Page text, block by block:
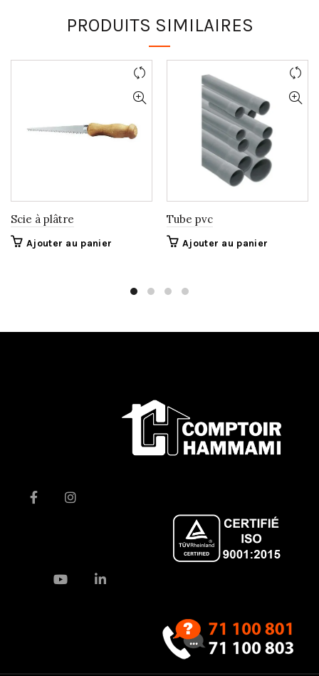
PRODUITS SIMILAIRES
Scie à plâtre
Ajouter au panier
Tube pvc
Ajouter au panier